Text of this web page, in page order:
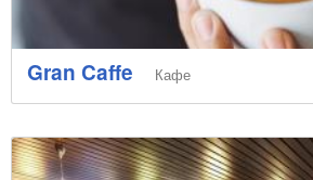
Gran Caffe Кафе